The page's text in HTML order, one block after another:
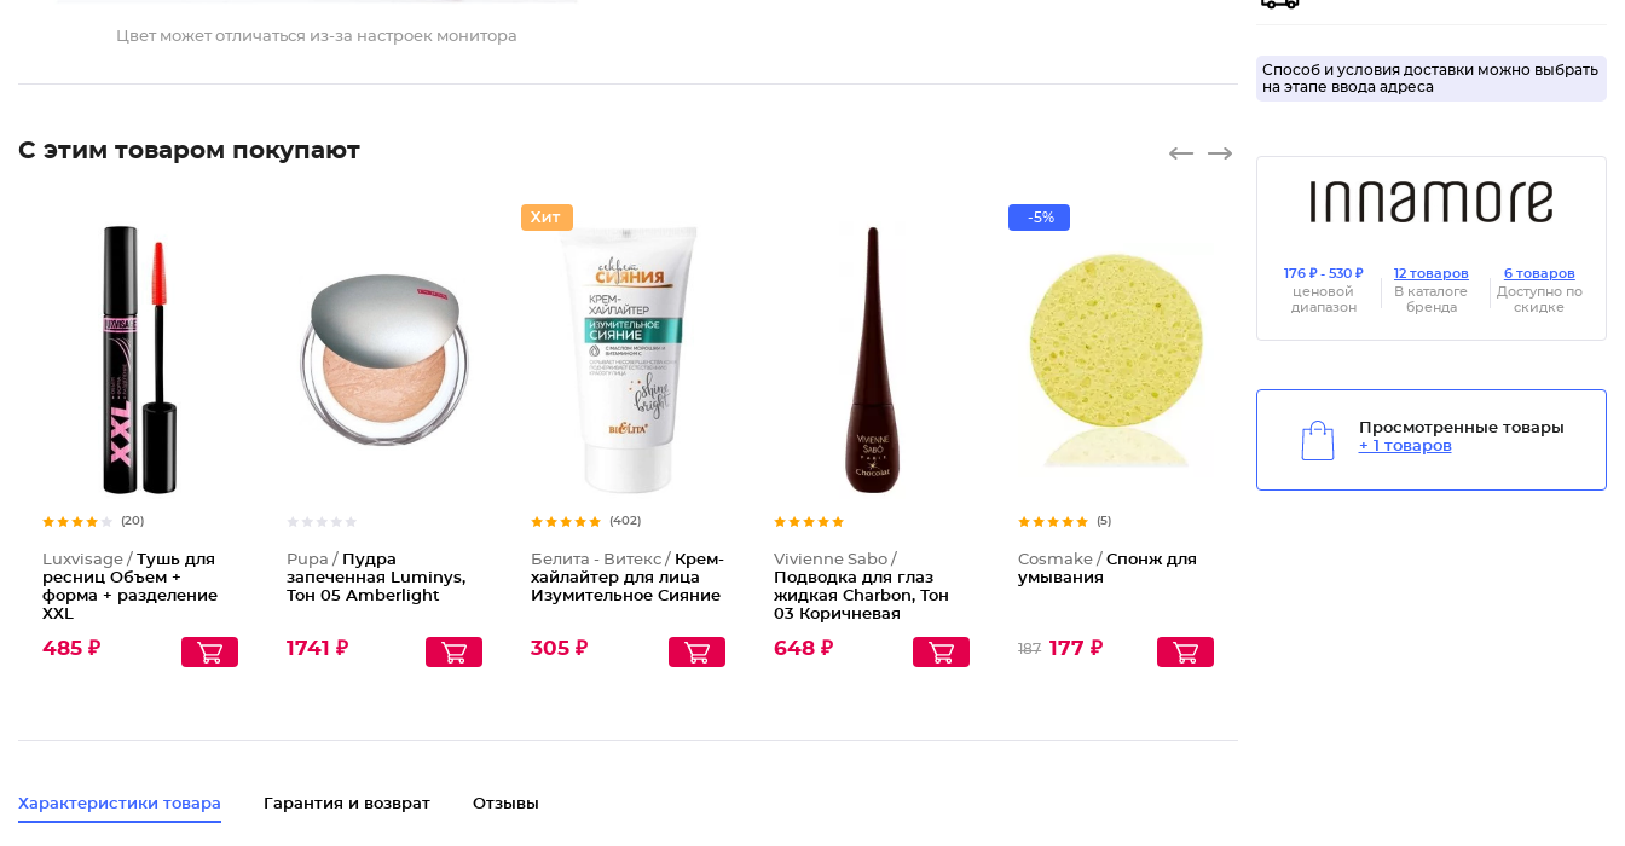
Цвет может отличаться из-за настроек монитора
С этим товаром покупают
(20)
Luxvisage / Тушь для
ресниц Объем +
форма + разделение
XXL
485 ₽
Пудра з
Pupa / Пудра
запеченная Luminys,
Тон 05 Amberlight
1741 ₽
(402)
Белита - Витекс / Крем-
хайлайтер для лица
Изумительное Сияние
305 ₽
Vivienne Sabo /
Подводка для глаз
жидкая Charbon, Тон
03 Коричневая
648 ₽
-5%
(5)
Cosmake /Спонж для
умывания
187 177 ₽
Характеристики товара Гарантия и возврат Отзывы
Способ и условия доставки можно выбрать
на этапе ввода адреса
176 ₽ - 530 ₽
ценовой
диапазон
12 товаров
В каталоге
бренда
6 товаров
Доступно по
скидке
Просмотренные товары
+ 1 товаров